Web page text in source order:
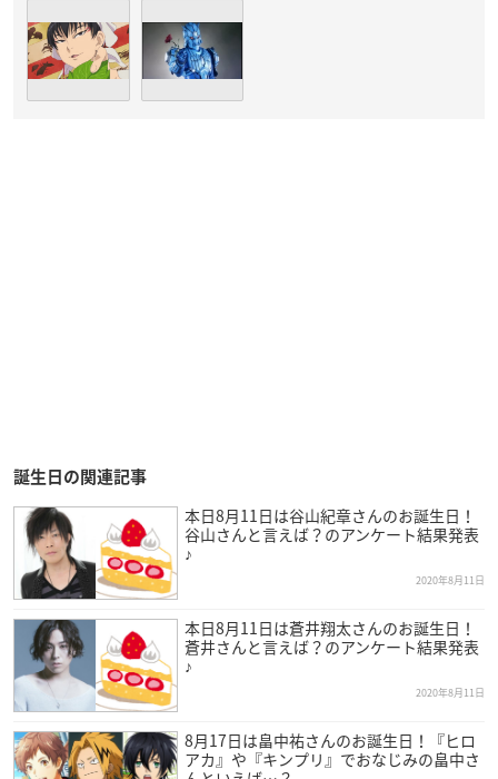
誕生日の関連記事
本日8月11日は谷山紀章さんのお誕生日！
谷山さんと言えば？のアンケート結果発表
♪
2020年8月11日
本日8月11日は蒼井翔太さんのお誕生日！
蒼井さんと言えば？のアンケート結果発表
♪
2020年8月11日
8月17日は畠中祐さんのお誕生日！『ヒロ
アカ』や『キンプリ』でおなじみの畠中さ